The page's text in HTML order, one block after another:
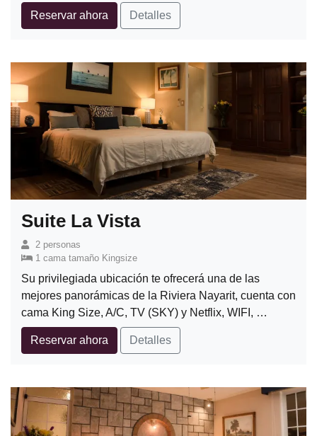
Reservar ahora Detalles
Suite La Vista
2 personas
1 cama tamaño Kingsize
Su privilegiada ubicación te ofrecerá una de las
mejores panorámicas de la Riviera Nayarit, cuenta con
cama King Size, A/C, TV (SKY) y Netflix, WIFI, …
Reservar ahora Detalles